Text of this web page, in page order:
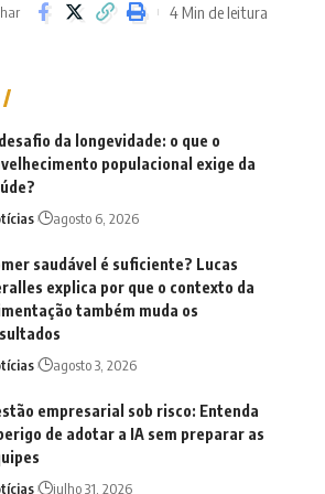
4 Min de leitura
da longevidade: o que o
populacional exige da
agosto 6, 2026
saudável é suficiente? Lucas
explica por que o contexto da
também muda os
agosto 3, 2026
empresarial sob risco: Entenda
de adotar a IA sem preparar as
julho 31, 2026